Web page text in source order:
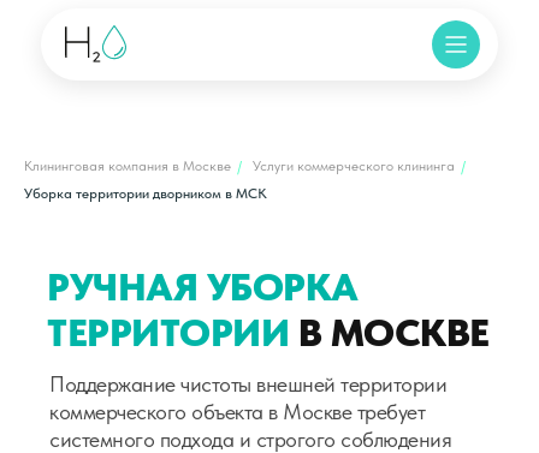
Клининговая компания в Москве / Услуги коммерческого клининга /
Уборка территории дворником в МСК
Поддержание чистоты внешней территории
коммерческого объекта в Москве требует
системного подхода и строгого соблюдения
РУЧНАЯ УБОРКА
ТЕРРИТОРИИ В МОСКВЕ